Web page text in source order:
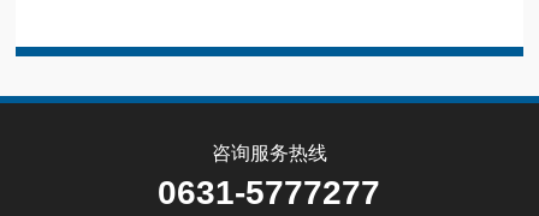
咨询服务热线
0631-5777277